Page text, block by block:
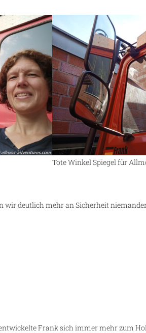
Tote Winkel Spiegel für
deutlich mehr an Sicherheit
Frank sich immer mehr zum